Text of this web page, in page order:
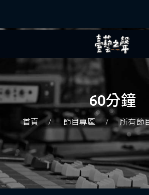
60分鐘
首頁 節目專區 所有節